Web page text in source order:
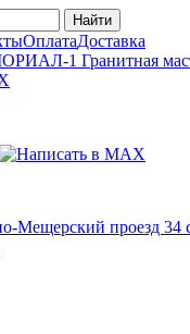
ОплатаДоставка
1 Гранитная
Мещерский проезд 34